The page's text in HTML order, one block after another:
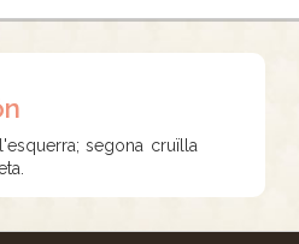
segona cruïlla